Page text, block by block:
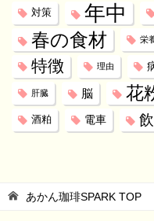
対策 年中
春の食材 栄
特徴 理由
肝臓 脳 花
酒粕 電車
あかん珈琲SPARK TOP